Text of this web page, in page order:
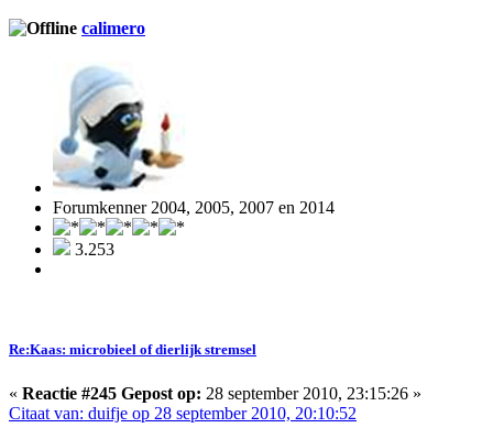
calimero
Forumkenner 2004, 2005, 2007 en 2014
3.253
Re:Kaas: microbieel of dierlijk stremsel
« Reactie #245 Gepost op: 28 september 2010, 23:15:26 »
Citaat van: duifje op 28 september 2010, 20:10:52